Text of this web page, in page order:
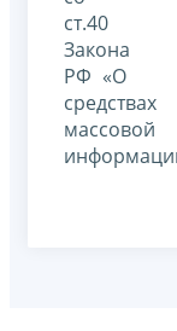
ст.40
Закона
РФ «О
средствах
массовой